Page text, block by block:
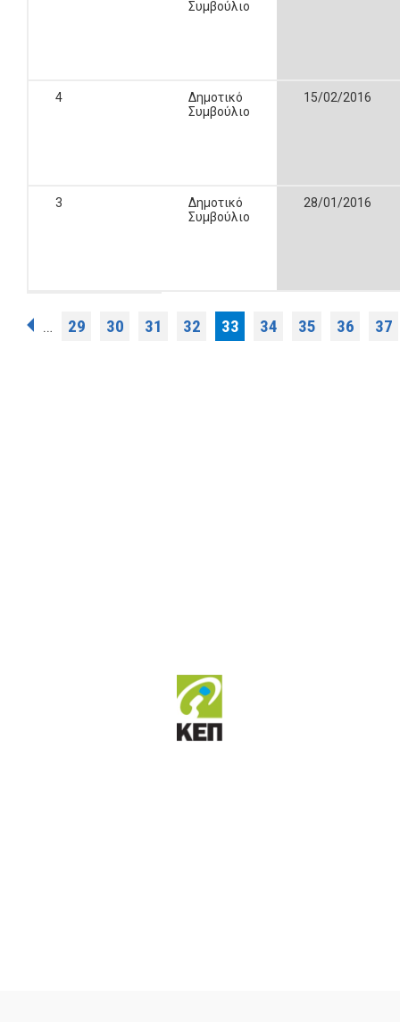
Συμβούλιο
4
Δημοτικό
Συμβούλιο
15/02/2016
3
Δημοτικό
Συμβούλιο
28/01/2016
Σελίδες
… 29 30 31 32 33 34 35 36 37